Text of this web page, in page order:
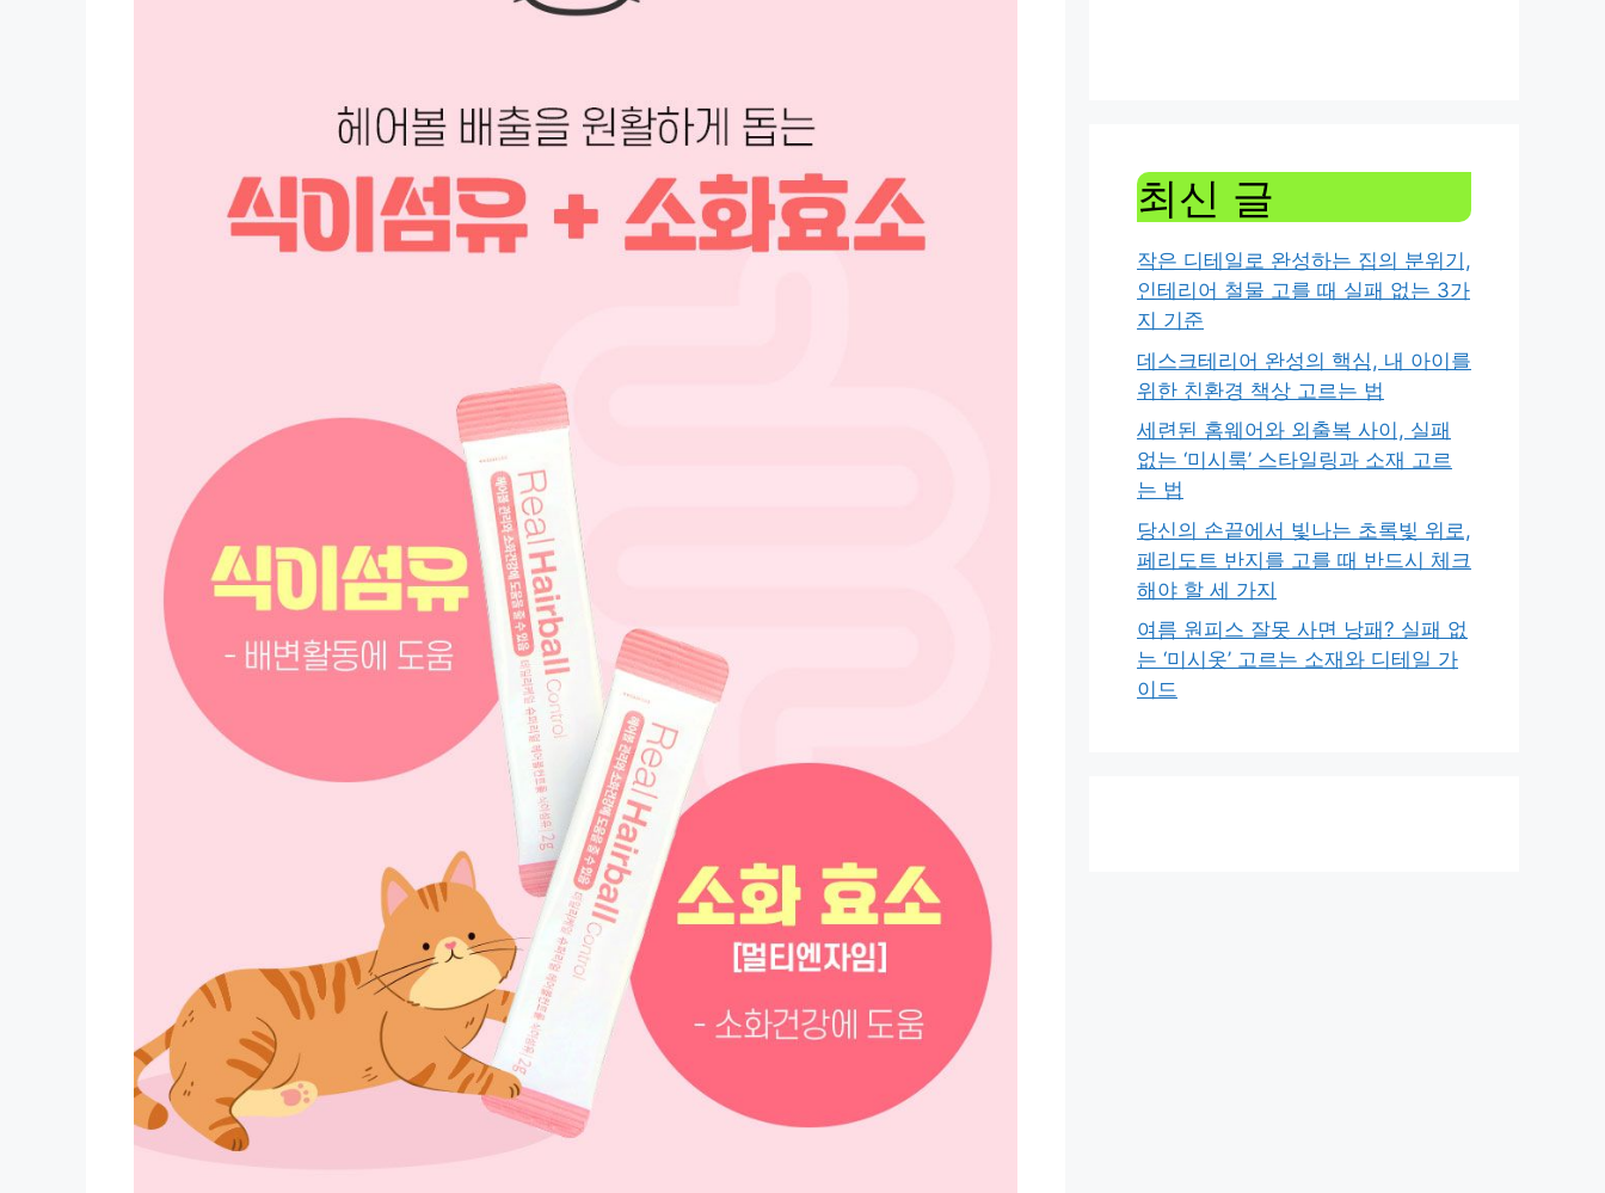
최신 글
작은 디테일로 완성하는 집의 분위기,
인테리어 철물 고를 때 실패 없는 3가
지 기준
데스크테리어 완성의 핵심, 내 아이를
위한 친환경 책상 고르는 법
세련된 홈웨어와 외출복 사이, 실패
없는 ‘미시룩’ 스타일링과 소재 고르
는 법
당신의 손끝에서 빛나는 초록빛 위로,
페리도트 반지를 고를 때 반드시 체크
해야 할 세 가지
여름 원피스 잘못 사면 낭패? 실패 없
는 ‘미시옷’ 고르는 소재와 디테일 가
이드